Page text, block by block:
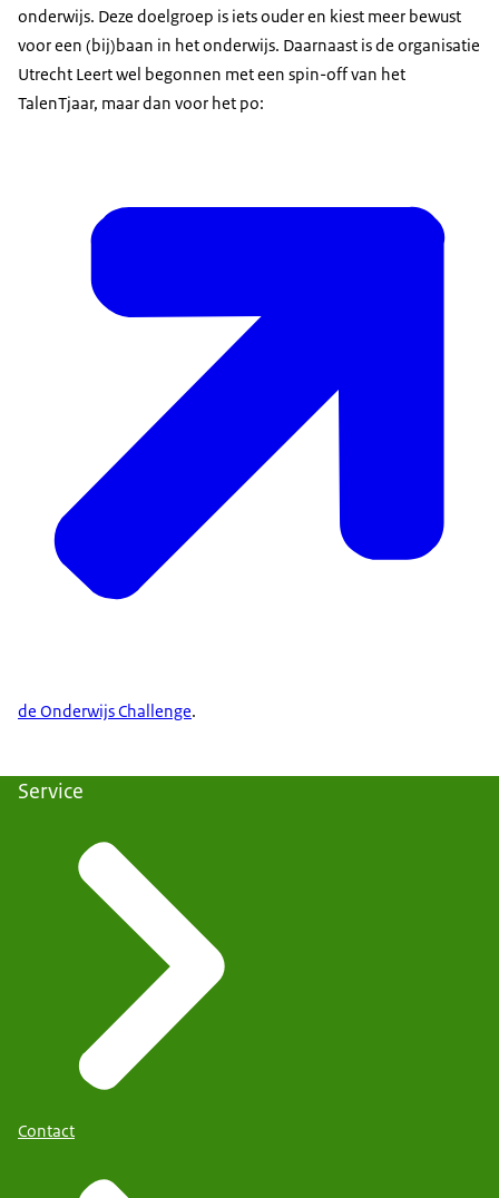
onderwijs. Deze doelgroep is iets ouder en kiest meer bewust
voor een (bij)baan in het onderwijs. Daarnaast is de organisatie
Utrecht Leert wel begonnen met een spin-off van het
TalenTjaar, maar dan voor het po:
de Onderwijs Challenge.
Service
Contact